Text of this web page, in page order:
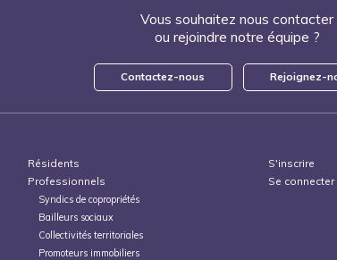
Vous souhaitez nous contacter
ou rejoindre notre équipe ?
Contactez-nous Rejoignez-
Résidents
Professionnels
Syndics de copropriétés
Bailleurs sociaux
Collectivités territoriales
Promoteurs immobiliers
S'inscrire
Se connecter